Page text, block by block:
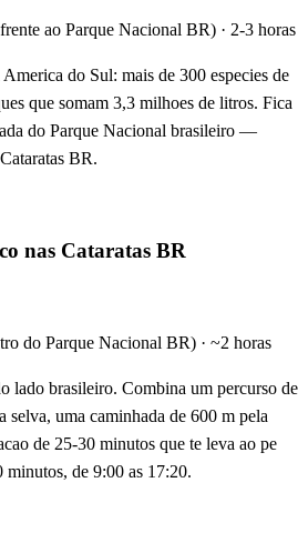
ao Parque Nacional BR) · 2-3 horas
do Sul: mais de 300 especies de
que somam 3,3 milhoes de litros. Fica
do Parque Nacional brasileiro —
BR.
nas Cataratas BR
do Parque Nacional BR) · ~2 horas
lado brasileiro. Combina um percurso de
selva, uma caminhada de 600 m pela
de 25-30 minutos que te leva ao pe
minutos, de 9:00 as 17:20.